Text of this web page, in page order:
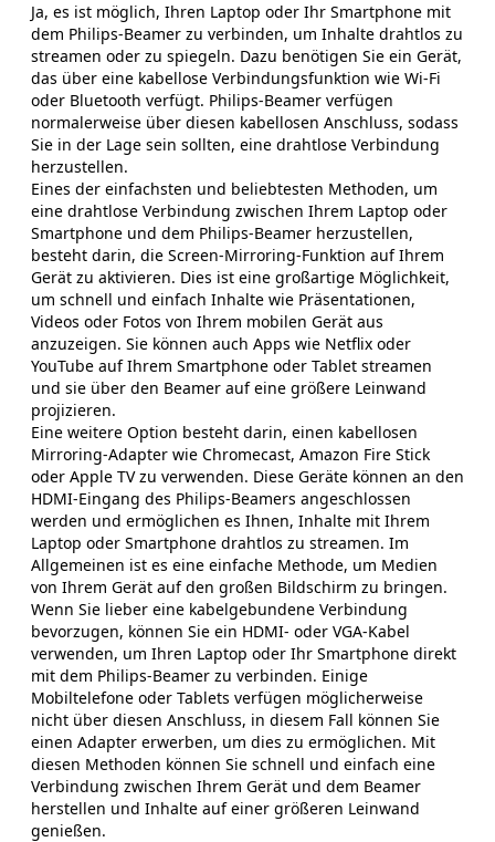
Ja, es ist möglich, Ihren Laptop oder Ihr Smartphone mit
dem Philips-Beamer zu verbinden, um Inhalte drahtlos zu
streamen oder zu spiegeln. Dazu benötigen Sie ein Gerät,
das über eine kabellose Verbindungsfunktion wie Wi-Fi
oder Bluetooth verfügt. Philips-Beamer verfügen
normalerweise über diesen kabellosen Anschluss, sodass
Sie in der Lage sein sollten, eine drahtlose Verbindung
herzustellen.
Eines der einfachsten und beliebtesten Methoden, um
eine drahtlose Verbindung zwischen Ihrem Laptop oder
Smartphone und dem Philips-Beamer herzustellen,
besteht darin, die Screen-Mirroring-Funktion auf Ihrem
Gerät zu aktivieren. Dies ist eine großartige Möglichkeit,
um schnell und einfach Inhalte wie Präsentationen,
Videos oder Fotos von Ihrem mobilen Gerät aus
anzuzeigen. Sie können auch Apps wie Netflix oder
YouTube auf Ihrem Smartphone oder Tablet streamen
und sie über den Beamer auf eine größere Leinwand
projizieren.
Eine weitere Option besteht darin, einen kabellosen
Mirroring-Adapter wie Chromecast, Amazon Fire Stick
oder Apple TV zu verwenden. Diese Geräte können an den
HDMI-Eingang des Philips-Beamers angeschlossen
werden und ermöglichen es Ihnen, Inhalte mit Ihrem
Laptop oder Smartphone drahtlos zu streamen. Im
Allgemeinen ist es eine einfache Methode, um Medien
von Ihrem Gerät auf den großen Bildschirm zu bringen.
Wenn Sie lieber eine kabelgebundene Verbindung
bevorzugen, können Sie ein HDMI- oder VGA-Kabel
verwenden, um Ihren Laptop oder Ihr Smartphone direkt
mit dem Philips-Beamer zu verbinden. Einige
Mobiltelefone oder Tablets verfügen möglicherweise
nicht über diesen Anschluss, in diesem Fall können Sie
einen Adapter erwerben, um dies zu ermöglichen. Mit
diesen Methoden können Sie schnell und einfach eine
Verbindung zwischen Ihrem Gerät und dem Beamer
herstellen und Inhalte auf einer größeren Leinwand
genießen.